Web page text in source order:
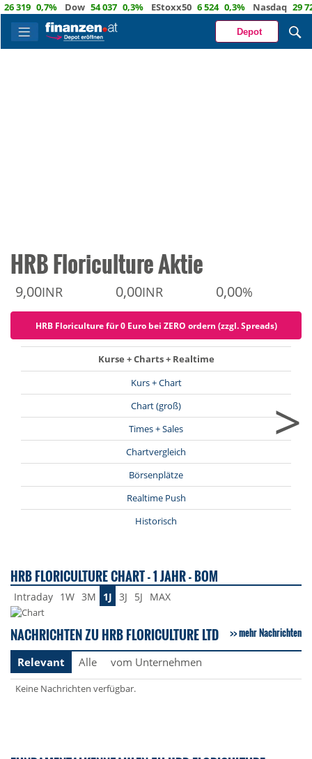
0,7% Dow 54 037 0,3% EStoxx50 6 524 0,3% Nasdaq 29 722
Depot
HRB Floriculture Aktie
9,00INR 0,00INR 0,00%
HRB Floriculture für 0 Euro bei ZERO ordern (zzgl. Spreads)
Kurse + Charts + Realtime
Kurs + Chart
Chart (groß)
Times + Sales
Chartvergleich
Börsenplätze
Realtime Push
Historisch
>
HRB FLORICULTURE CHART - 1 JAHR - BOM
Intraday 1W 3M 1J 3J 5J MAX
NACHRICHTEN ZU HRB FLORICULTURE LTD mehr Nachrichten
Relevant Alle vom Unternehmen
Keine Nachrichten verfügbar.